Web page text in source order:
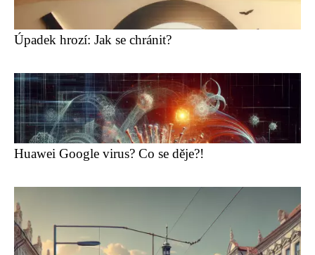
Úpadek hrozí: Jak se chránit?
Huawei Google virus? Co se děje?!